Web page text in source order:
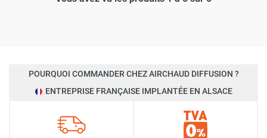
POURQUOI COMMANDER CHEZ AIRCHAUD DIFFUSION ?
ENTREPRISE FRANÇAISE IMPLANTÉE EN ALSACE